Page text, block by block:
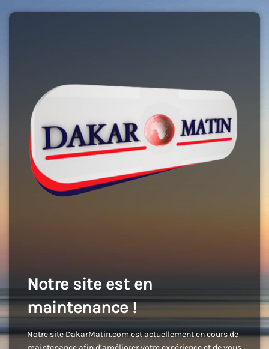
Notre site est en
maintenance !
Notre site DakarMatin.com est actuellement en cours de